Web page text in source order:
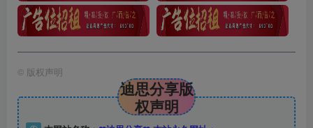
© 版权声明
迪思分享版
权声明